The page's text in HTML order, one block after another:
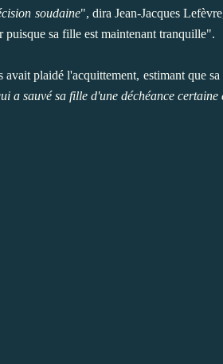
soudaine", dira Jean-Jacques
puisque sa fille est maintenant tranquille".
avait plaidé l'acquittement, estimant que
a sauvé sa fille d'une déchéance certaine